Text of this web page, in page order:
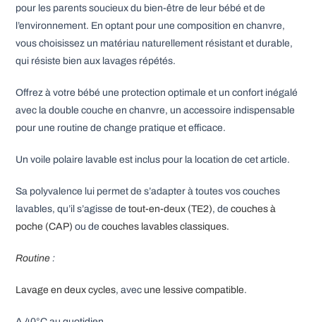
pour les parents soucieux du bien-être de leur bébé et de
l’environnement. En optant pour une composition en chanvre,
vous choisissez un matériau naturellement résistant et durable,
qui résiste bien aux lavages répétés.
Offrez à votre bébé une protection optimale et un confort inégalé
avec la double couche en chanvre, un accessoire indispensable
pour une routine de change pratique et efficace.
Un voile polaire lavable est inclus pour la location de cet article.
Sa polyvalence lui permet de s’adapter à toutes vos couches
lavables, qu’il s’agisse detout-en-deux (TE2), decouches à
poche (CAP) ou decouches lavables classiques.
Routine :
Lavage en deux cycles, avec une lessive compatible.